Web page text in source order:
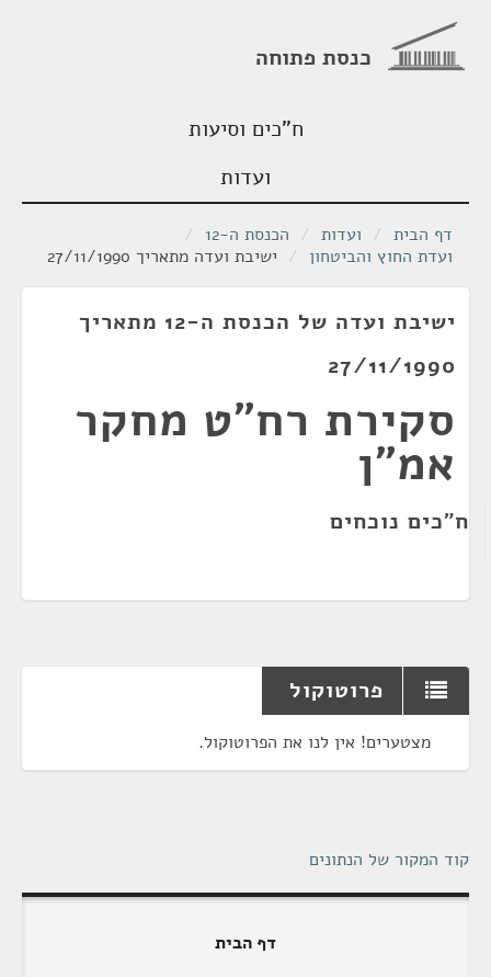
כנסת פתוחה
ח"כים וסיעות
ועדות
דף הבית / ועדות / הכנסת ה-12
/
ועדת החוץ והביטחון / ישיבת ועדה מתאריך 27/11/1990
ישיבת ועדה של הכנסת ה-12 מתאריך
27/11/1990
סקירת רח"ט מחקר
אמ"ן
ח"כים נוכחים
פרוטוקול
מצטערים! אין לנו את הפרוטוקול.
קוד המקור של הנתונים
דף הבית